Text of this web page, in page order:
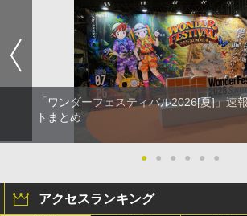
「ワンダーフェスティバル2026[夏]」速
トまとめ
● ● ● ● ● ●
アクセスランキング